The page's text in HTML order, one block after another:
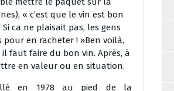
« c’est que le vin est bon
Si ca ne plaisait pas, les gens
pour en racheter ! »Ben voilà,
il faut faire du bon vin. Après, à
en valeur ou en situation.
en 1978 au pied de la